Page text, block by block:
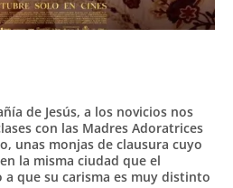
de Jesús, a los novicios nos
con las Madres Adoratrices
unas monjas de clausura cuyo
la misma ciudad que el
que su carisma es muy distinto